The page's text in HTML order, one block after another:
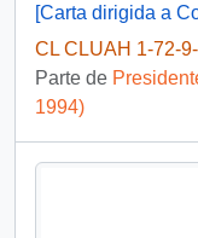
[Carta dirigida a
CL CLUAH 1-72-
Parte de
1994)